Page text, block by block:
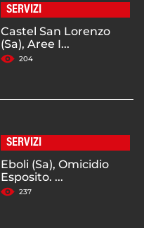
SERVIZI
Castel San Lorenzo
(Sa), Aree I...
204
SERVIZI
Eboli (Sa), Omicidio
Esposito. ...
237